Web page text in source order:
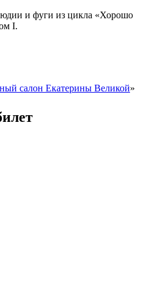
и фуги из цикла «Хорошо
I.
салон Екатерины Великой»